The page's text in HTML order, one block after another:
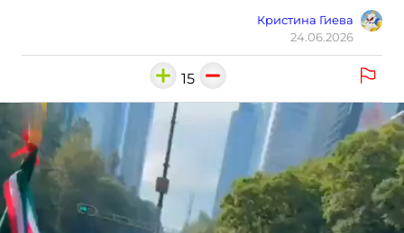
Кристина Гиева
24.06.2026
15